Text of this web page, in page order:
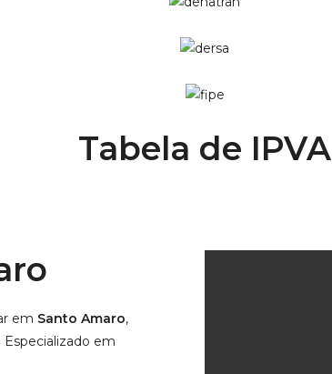
Tabela de IPVA
em Santo Amaro,
em